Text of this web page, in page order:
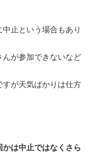
止という場合もあり
が参加できないなど
が天気ばかりは仕方
は中止ではなくさら